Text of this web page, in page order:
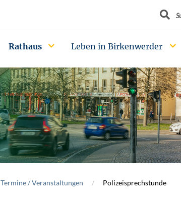
Rathaus Leben in Birkenwerder
Termine / Veranstaltungen Polizeisprechstunde